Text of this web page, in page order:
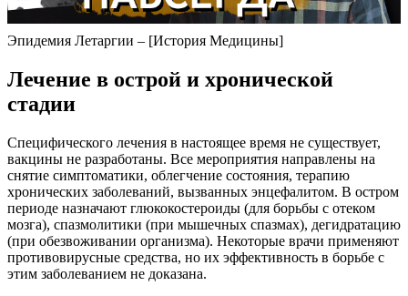
Читайте также:
Чем опасно легкое сотрясение головного мозга и каковы
могут быть его последствия?
В хронической стадии назначают те же препараты, которые
используют для снятия двигательных расстройств при
болезни Паркинсона. Психические расстройства
корректируются нейролептиками, антидепрессантами. В
обязательном порядке должны применяться препараты для